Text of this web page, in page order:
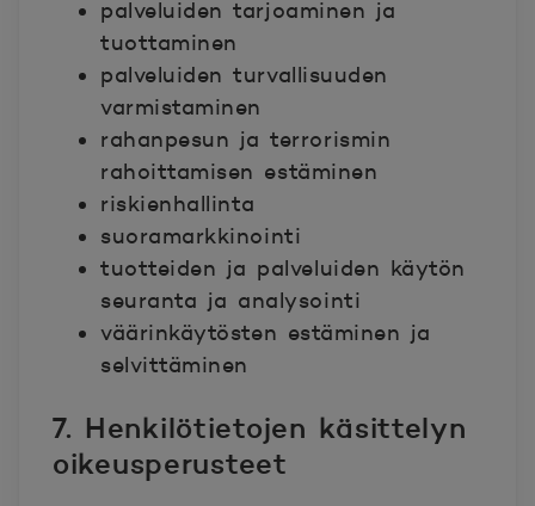
palveluiden tarjoaminen ja
tuottaminen
palveluiden turvallisuuden
varmistaminen
rahanpesun ja terrorismin
rahoittamisen estäminen
riskienhallinta
suoramarkkinointi
tuotteiden ja palveluiden käytön
seuranta ja analysointi
väärinkäytösten estäminen ja
selvittäminen
7. Henkilötietojen käsittelyn
oikeusperusteet